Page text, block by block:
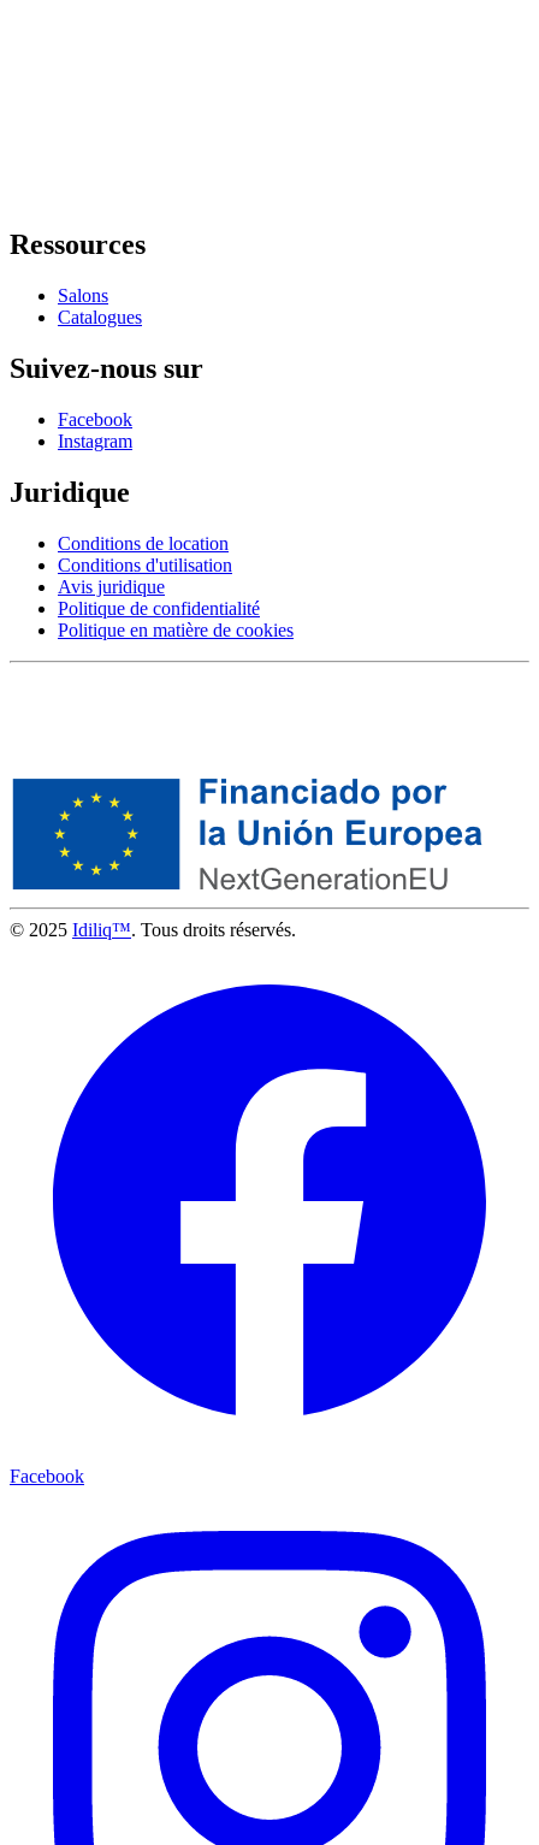
Ressources
Salons
Catalogues
Suivez-nous sur
Facebook
Instagram
Juridique
Conditions de location
Conditions d'utilisation
Avis juridique
Politique de confidentialité
Politique en matière de cookies
© 2025 Idiliq™. Tous droits réservés.
Facebook